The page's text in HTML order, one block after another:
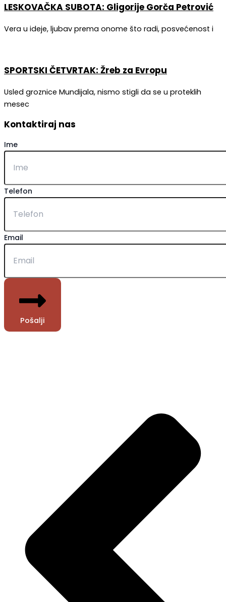
LESKOVAČKA SUBOTA: Gligorije Gorča Petrović
Vera u ideje, ljubav prema onome što radi, posvećenost i
SPORTSKI ČETVRTAK: Žreb za Evropu
Usled groznice Mundijala, nismo stigli da se u proteklih
mesec
Kontaktiraj nas
Ime
Telefon
Email
Pošalji